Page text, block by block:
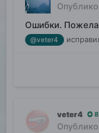
Ошибки.
@veter4
veter4